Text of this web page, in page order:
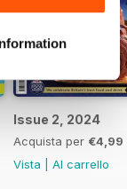
Issue 2, 2024
Acquista per €4,99
Vista
Al carrello